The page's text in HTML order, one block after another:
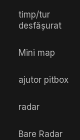
timp/tur
desfășurat
Mini map
ajutor pitbox
radar
Bare Radar